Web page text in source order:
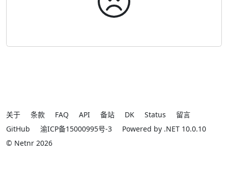
关于 条款 FAQ API 备站 DK Status
留言
GitHub
渝ICP备15000995号-3
Powered by .NET 10.0.10
© Netnr 2026